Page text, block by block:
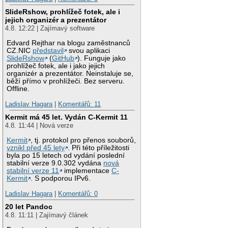
SlideRshow, prohlížeč fotek, ale i
jejich organizér a prezentátor
4.8. 12:22 | Zajímavý software
Edvard Rejthar na blogu zaměstnanců
CZ.NIC představil
svou aplikaci
SlideRshow
(GitHub ). Funguje jako
prohlížeč fotek, ale i jako jejich
organizér a prezentátor. Neinstaluje se,
běží přímo v prohlížeči. Bez serveru.
Offline.
Ladislav Hagara | Komentářů: 11
Kermit má 45 let. Vydán C-Kermit 11
4.8. 11:44 | Nová verze
Kermit , tj. protokol pro přenos souborů,
vznikl před 45 lety . Při této příležitosti
byla po 15 letech od vydání poslední
stabilní verze 9.0.302 vydána nová
stabilní verze 11
implementaceC-
Kermit . S podporou IPv6.
Ladislav Hagara | Komentářů: 0
20 let Pandoc
4.8. 11:11 | Zajímavý článek